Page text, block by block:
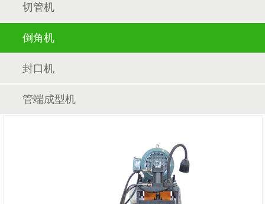
切管机
倒角机
封口机
管端成型机